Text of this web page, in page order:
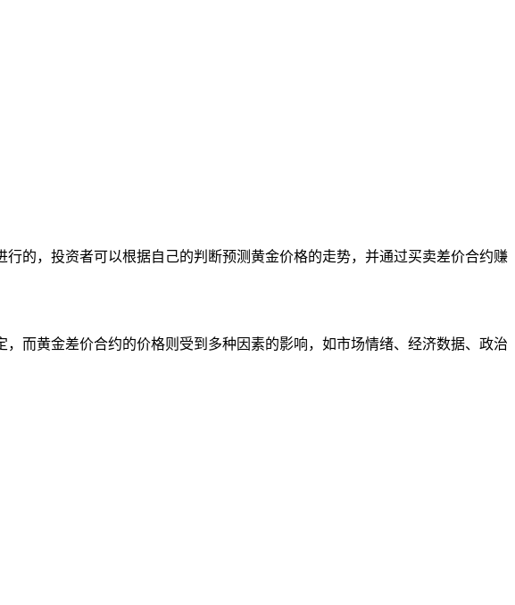
，投资者可以根据自己的判断预测黄金价格的走势，并通过买卖差价合约赚
黄金差价合约的价格则受到多种因素的影响，如市场情绪、经济数据、政治